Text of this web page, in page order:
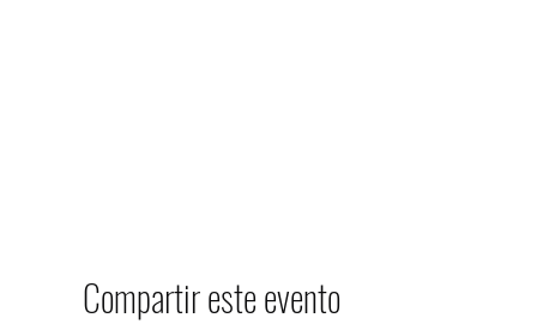
Compartir este evento